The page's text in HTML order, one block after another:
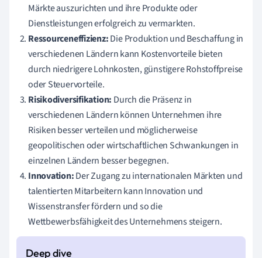
Märkte auszurichten und ihre Produkte oder
Dienstleistungen erfolgreich zu vermarkten.
Ressourceneffizienz:Die Produktion und Beschaffung in
verschiedenen Ländern kann Kostenvorteile bieten
durch niedrigere Lohnkosten, günstigere Rohstoffpreise
oder Steuervorteile.
Risikodiversifikation: Durch die Präsenz in
verschiedenen Ländern können Unternehmen ihre
Risiken besser verteilen und möglicherweise
geopolitischen oder wirtschaftlichen Schwankungen in
einzelnen Ländern besser begegnen.
Innovation:Der Zugang zu internationalen Märkten und
talentierten Mitarbeitern kann Innovation und
Wissenstransfer fördern und so die
Wettbewerbsfähigkeit des Unternehmens steigern.